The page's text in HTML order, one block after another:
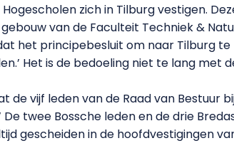
zich in Tilburg vestigen.
van de Faculteit Techniek &
het principebesluit om naar Tilburg te
Het is de bedoeling niet te lang met
vijf leden van de Raad van Bestuur
twee Bossche leden en de drie
gescheiden in de hoofdvestigingen